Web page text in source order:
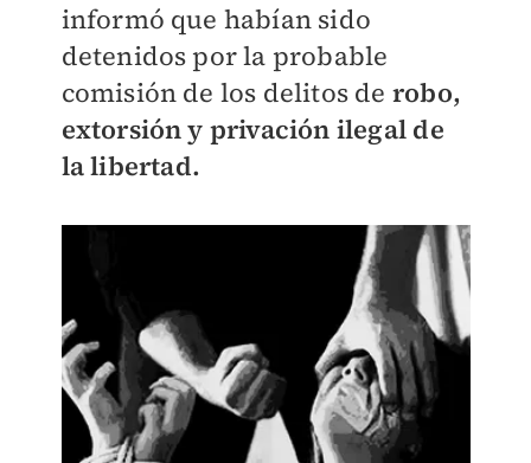
informó que habían sido
detenidos por la probable
comisión de los delitos de robo,
extorsión y privación ilegal de
la libertad.